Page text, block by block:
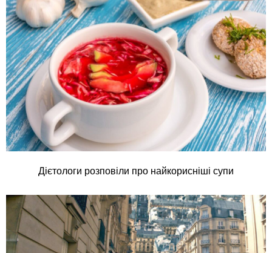
Дієтологи розповіли про найкорисніші супи